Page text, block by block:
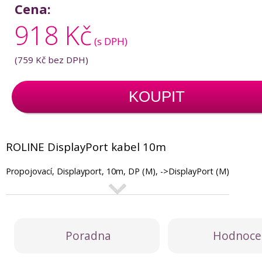
Cena:
918 Kč (s DPH)
(759 Kč bez DPH)
KOUPIT
ROLINE DisplayPort kabel 10m
Propojovací, Displayport, 10m, DP (M), ->DisplayPort (M)
Poradna